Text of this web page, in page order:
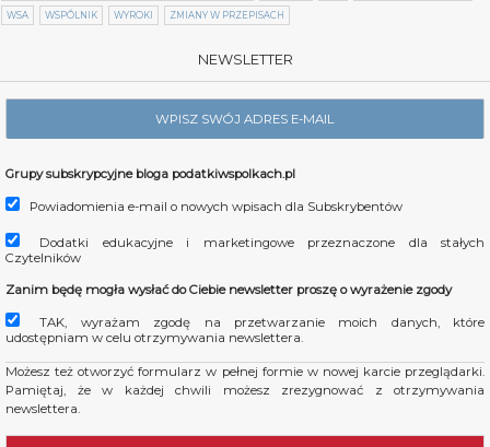
WSA WSPÓLNIK WYROKI ZMIANY W PRZEPISACH
NEWSLETTER
Grupy subskrypcyjne bloga podatkiwspolkach.pl
Powiadomienia e-mail o nowych wpisach dla Subskrybentów
Dodatki edukacyjne i marketingowe przeznaczone dla stałych
Czytelników
Zanim będę mogła wysłać do Ciebie newsletter proszę o wyrażenie zgody
TAK, wyrażam zgodę na przetwarzanie moich danych, które
udostępniam w celu otrzymywania newslettera.
Możesz też otworzyć formularz w pełnej formie w nowej karcie przeglądarki.
Pamiętaj, że w każdej chwili możesz zrezygnować z otrzymywania
newslettera.